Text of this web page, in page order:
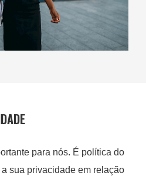
para nós. É política do
sua privacidade em relação